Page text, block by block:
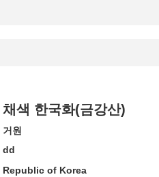
채색 한국화(금강산)
거원
dd
Republic of Korea